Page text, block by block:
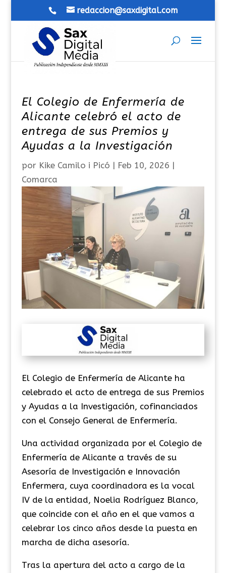
redaccion@saxdigital.com
El Colegio de Enfermería de
Alicante celebró el acto de
entrega de sus Premios y
Ayudas a la Investigación
por Kike Camilo i Picó | Feb 10, 2026 |
Comarca
El Colegio de Enfermería de Alicante ha
celebrado el acto de entrega de sus Premios
y Ayudas a la Investigación, cofinanciados
con el Consejo General de Enfermería.
Una actividad organizada por el Colegio de
Enfermería de Alicante a través de su
Asesoría de Investigación e Innovación
Enfermera, cuya coordinadora es la vocal
IV de la entidad, Noelia Rodríguez Blanco,
que coincide con el año en el que vamos a
celebrar los cinco años desde la puesta en
marcha de dicha asesoría.
Tras la apertura del acto a cargo de la